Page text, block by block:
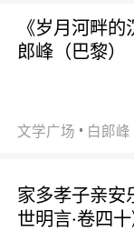
《岁月河畔
郎峰（巴黎）
文学广场 白郞峰
家多孝子亲安
世明言·卷四